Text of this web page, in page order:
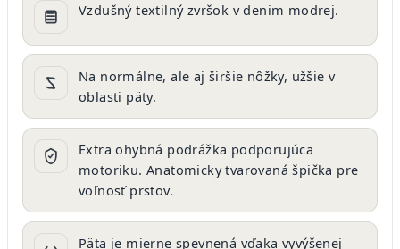
Vzdušný textilný zvršok v denim modrej.
Na normálne, ale aj širšie nôžky, užšie v
oblasti päty.
Extra ohybná podrážka podporujúca
motoriku.Anatomicky tvarovaná špička pre
voľnosť prstov.
Päta je mierne spevnená vďaka vyvýšenej